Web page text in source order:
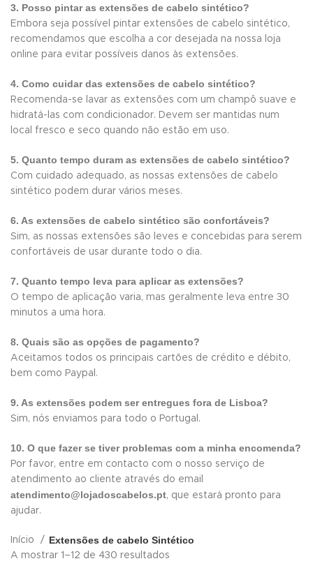
3. Posso pintar as extensões de cabelo sintético?
Embora seja possível pintar extensões de cabelo sintético,
recomendamos que escolha a cor desejada na nossa loja
online para evitar possíveis danos às extensões.
4. Como cuidar das extensões de cabelo sintético?
Recomenda-se lavar as extensões com um champô suave e
hidratá-las com condicionador. Devem ser mantidas num
local fresco e seco quando não estão em uso.
5. Quanto tempo duram as extensões de cabelo sintético?
Com cuidado adequado, as nossas extensões de cabelo
sintético podem durar vários meses.
6. As extensões de cabelo sintético são confortáveis?
Sim, as nossas extensões são leves e concebidas para serem
confortáveis de usar durante todo o dia.
7. Quanto tempo leva para aplicar as extensões?
O tempo de aplicação varia, mas geralmente leva entre 30
minutos a uma hora.
8. Quais são as opções de pagamento?
Aceitamos todos os principais cartões de crédito e débito,
bem como Paypal.
9. As extensões podem ser entregues fora de Lisboa?
Sim, nós enviamos para todo o Portugal.
10. O que fazer se tiver problemas com a minha encomenda?
Por favor, entre em contacto com o nosso serviço de
atendimento ao cliente através do email
atendimento@lojadoscabelos.pt, que estará pronto para
ajudar.
Início Extensões de cabelo Sintético
A mostrar 1–12 de 430 resultados